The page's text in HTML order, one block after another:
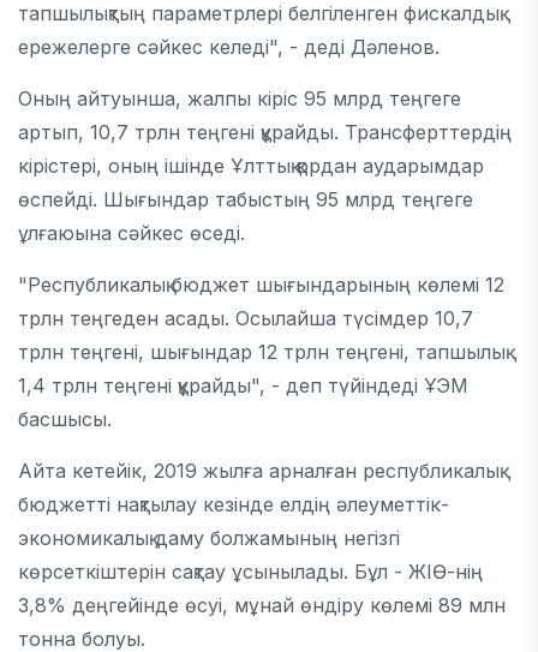
тапшылықтың параметрлері белгіленген фискалдық
ережелерге сәйкес келеді", - деді Дәленов.
Оның айтуынша, жалпы кіріс 95 млрд теңгеге
артып, 10,7 трлн теңгені құрайды. Трансферттердің
кірістері, оның ішінде Ұлттық қордан аударымдар
өспейді. Шығындар табыстың 95 млрд теңгеге
ұлғаюына сәйкес өседі.
"Республикалық бюджет шығындарының көлемі 12
трлн теңгеден асады. Осылайша түсімдер 10,7
трлн теңгені, шығындар 12 трлн теңгені, тапшылық
1,4 трлн теңгені құрайды", - деп түйіндеді ҰЭМ
басшысы.
Айта кетейік, 2019 жылға арналған республикалық
бюджетті нақтылау кезінде елдің әлеуметтік-
экономикалық даму болжамының негізгі
көрсеткіштерін сақтау ұсынылады. Бұл - ЖІӨ-нің
3,8% деңгейінде өсуі, мұнай өндіру көлемі 89 млн
тонна болуы.